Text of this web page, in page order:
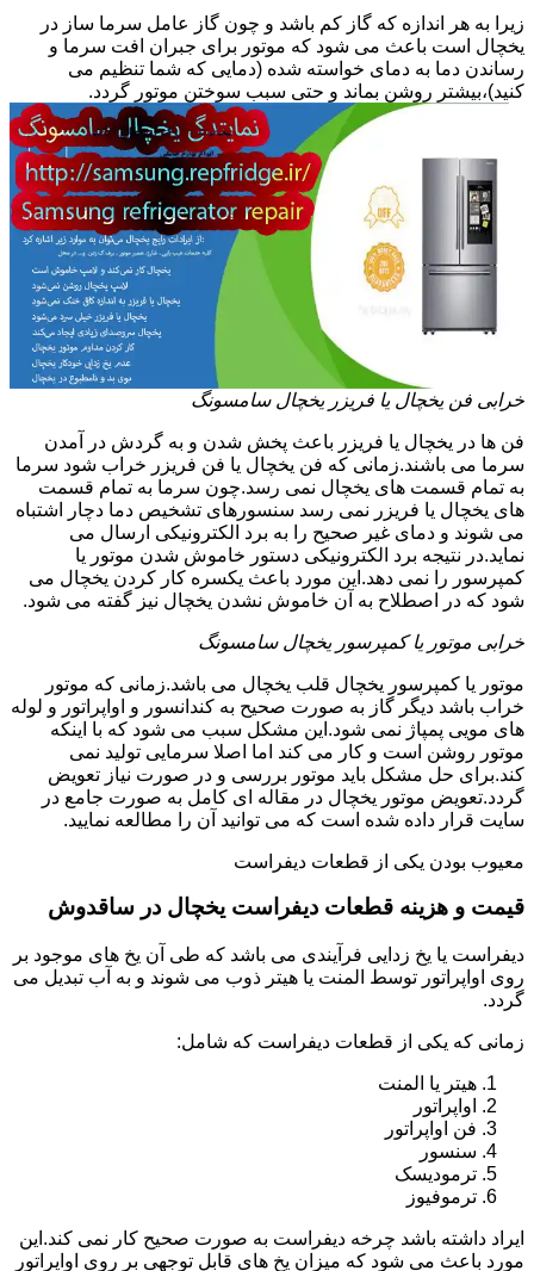
زیرا به هر اندازه که گاز کم باشد و چون گاز عامل سرما ساز در
یخچال است باعث می شود که موتور برای جبران افت سرما و
رساندن دما به دمای خواسته شده (دمایی که شما تنظیم می
کنید)،بیشتر روشن بماند و حتی سبب سوختن موتور گردد.
خرابی فن یخچال یا فریزر یخچال سامسونگ
فن ها در یخچال یا فریزر باعث پخش شدن و به گردش در آمدن
سرما می باشند.زمانی که فن یخچال یا فن فریزر خراب شود سرما
به تمام قسمت های یخچال نمی رسد.چون سرما به تمام قسمت
های یخچال یا فریزر نمی رسد سنسورهای تشخیص دما دچار اشتباه
می شوند و دمای غیر صحیح را به برد الکترونیکی ارسال می
نماید.در نتیجه برد الکترونیکی دستور خاموش شدن موتور یا
کمپرسور را نمی دهد.این مورد باعث یکسره کار کردن یخچال می
شود که در اصطلاح به آن خاموش نشدن یخچال نیز گفته می شود.
خرابی موتور یا کمپرسور یخچال سامسونگ
موتور یا کمپرسور یخچال قلب یخچال می باشد.زمانی که موتور
خراب باشد دیگر گاز به صورت صحیح به کندانسور و اواپراتور و لوله
های مویی پمپاژ نمی شود.این مشکل سبب می شود که با اینکه
موتور روشن است و کار می کند اما اصلا سرمایی تولید نمی
کند.برای حل مشکل باید موتور بررسی و در صورت نیاز تعویض
گردد.تعویض موتور یخچال در مقاله ای کامل به صورت جامع در
سایت قرار داده شده است که می توانید آن را مطالعه نمایید.
معیوب بودن یکی از قطعات دیفراست
قیمت و هزینه قطعات دیفراست یخچال در ساقدوش
دیفراست یا یخ زدایی فرآیندی می باشد که طی آن یخ های موجود بر
روی اواپراتور توسط المنت یا هیتر ذوب می شوند و به آب تبدیل می
گردد.
زمانی که یکی از قطعات دیفراست که شامل:
هیتر یا المنت
اواپراتور
فن اواپراتور
سنسور
ترمودیسک
ترموفیوز
ایراد داشته باشد چرخه دیفراست به صورت صحیح کار نمی کند.این
مورد باعث می شود که میزان یخ های قابل توجهی بر روی اواپراتور